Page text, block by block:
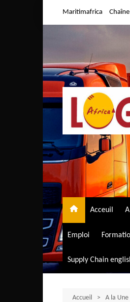
Maritimafrica
Acceuil
Emploi
Supply Chain
Accueil A la Une